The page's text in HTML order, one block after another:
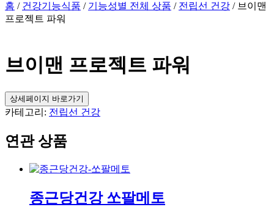
홈 / 건강기능식품 / 기능성별 전체 상품 / 전립선 건강 / 브이맨
프로젝트 파워
브이맨 프로젝트 파워
상세페이지 바로가기
카테고리: 전립선 건강
연관 상품
종근당건강 쏘팔메토